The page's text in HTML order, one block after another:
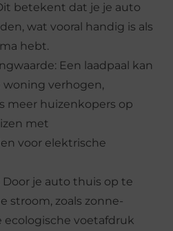
betekent dat je je auto
wat vooral handig is als
hebt.
Een laadpaal kan
woning verhogen,
meer huizenkopers op
met
voor elektrische
je auto thuis op te
stroom, zoals zonne-
ecologische voetafdruk